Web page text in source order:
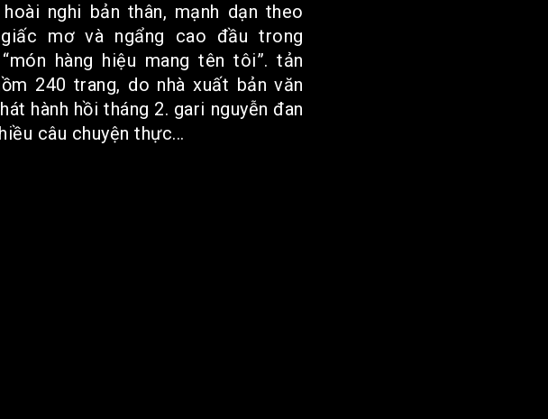
nghi bản thân, mạnh dạn theo
mơ và ngẩng cao đầu trong
hàng hiệu mang tên tôi”. tản
240 trang, do nhà xuất bản văn
hành hồi tháng 2. gari nguyễn đan
câu chuyện thực...